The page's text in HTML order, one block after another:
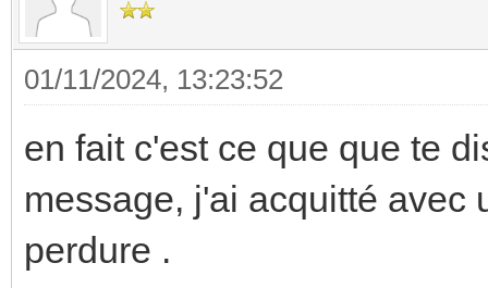
01/11/2024, 13:23:52
en fait c'est ce que que te
message, j'ai acquitté avec
perdure .